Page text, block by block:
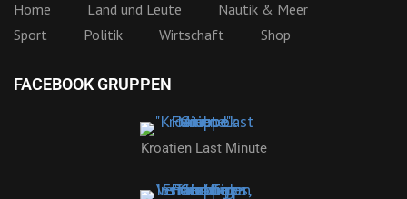
Home Land und Leute
Nautik & Meer
Sport
Politik Wirtschaft Shop
FACEBOOK GRUPPEN
Kroatien Last Minute